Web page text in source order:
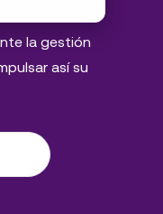
la gestión
así su